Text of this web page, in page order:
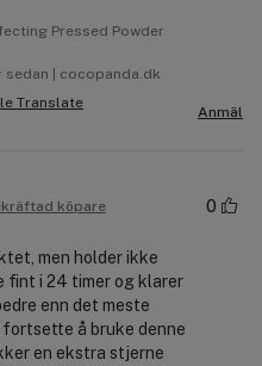
Pressed Powder
sedan | cocopanda.dk
Anmäl
köpare 0
men holder ikke
fint i 24 timer og klarer
enn det meste
fortsette å bruke denne
en ekstra stjerne